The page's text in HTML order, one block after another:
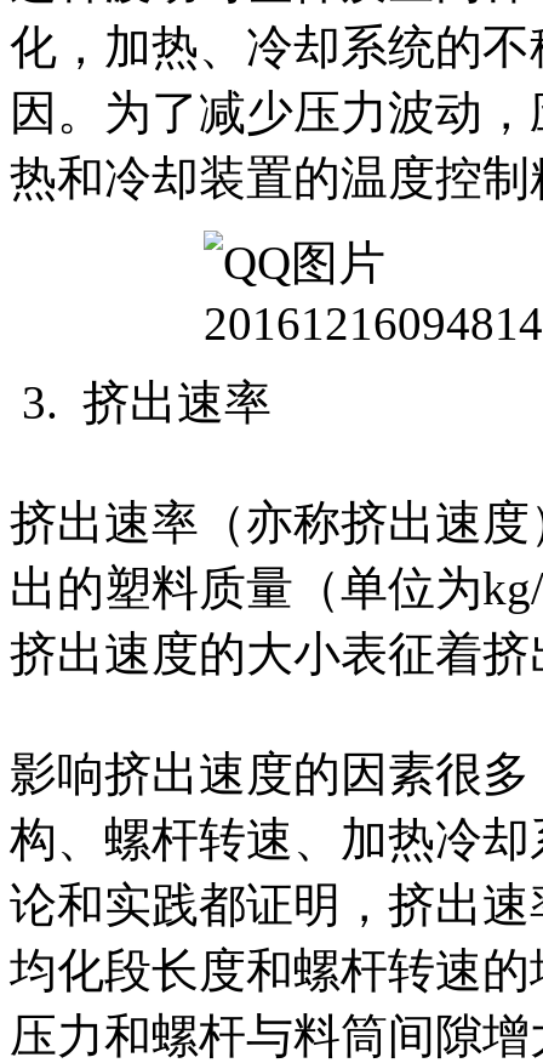
化，加热、冷却系统的
因。为了减少压力波动
热和冷却装置的温度控制
3. 挤出速率
挤出速率（亦称挤出速
出的塑料质量（单位为
挤出速度的大小表征着
影响挤出速度的因素很
构、螺杆转速、加热冷
论和实践都证明，挤出
均化段长度和螺杆转速
压力和螺杆与料筒间隙